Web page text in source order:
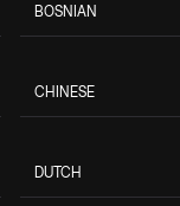
BOSNIAN
CHINESE
DUTCH